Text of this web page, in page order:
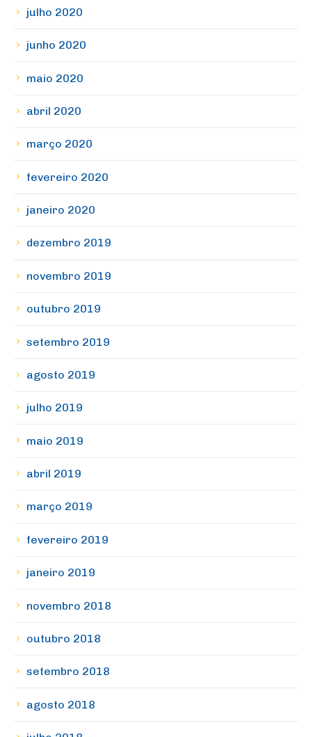
julho 2020
junho 2020
maio 2020
abril 2020
março 2020
fevereiro 2020
janeiro 2020
dezembro 2019
novembro 2019
outubro 2019
setembro 2019
agosto 2019
julho 2019
maio 2019
abril 2019
março 2019
fevereiro 2019
janeiro 2019
novembro 2018
outubro 2018
setembro 2018
agosto 2018